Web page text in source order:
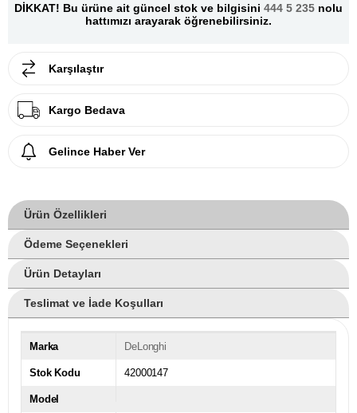
DİKKAT! Bu ürüne ait güncel stok ve bilgisini 444 5 235 nolu
hattımızı arayarak öğrenebilirsiniz.
Karşılaştır
Kargo Bedava
Gelince Haber Ver
Ürün Özellikleri
Ödeme Seçenekleri
Ürün Detayları
Teslimat ve İade Koşulları
Marka DeLonghi
Stok Kodu 42000147
Model